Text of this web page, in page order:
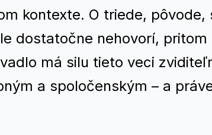
kontexte. O triede, pôvode,
dostatočne nehovorí,
má silu tieto veci
a spoločenským – a